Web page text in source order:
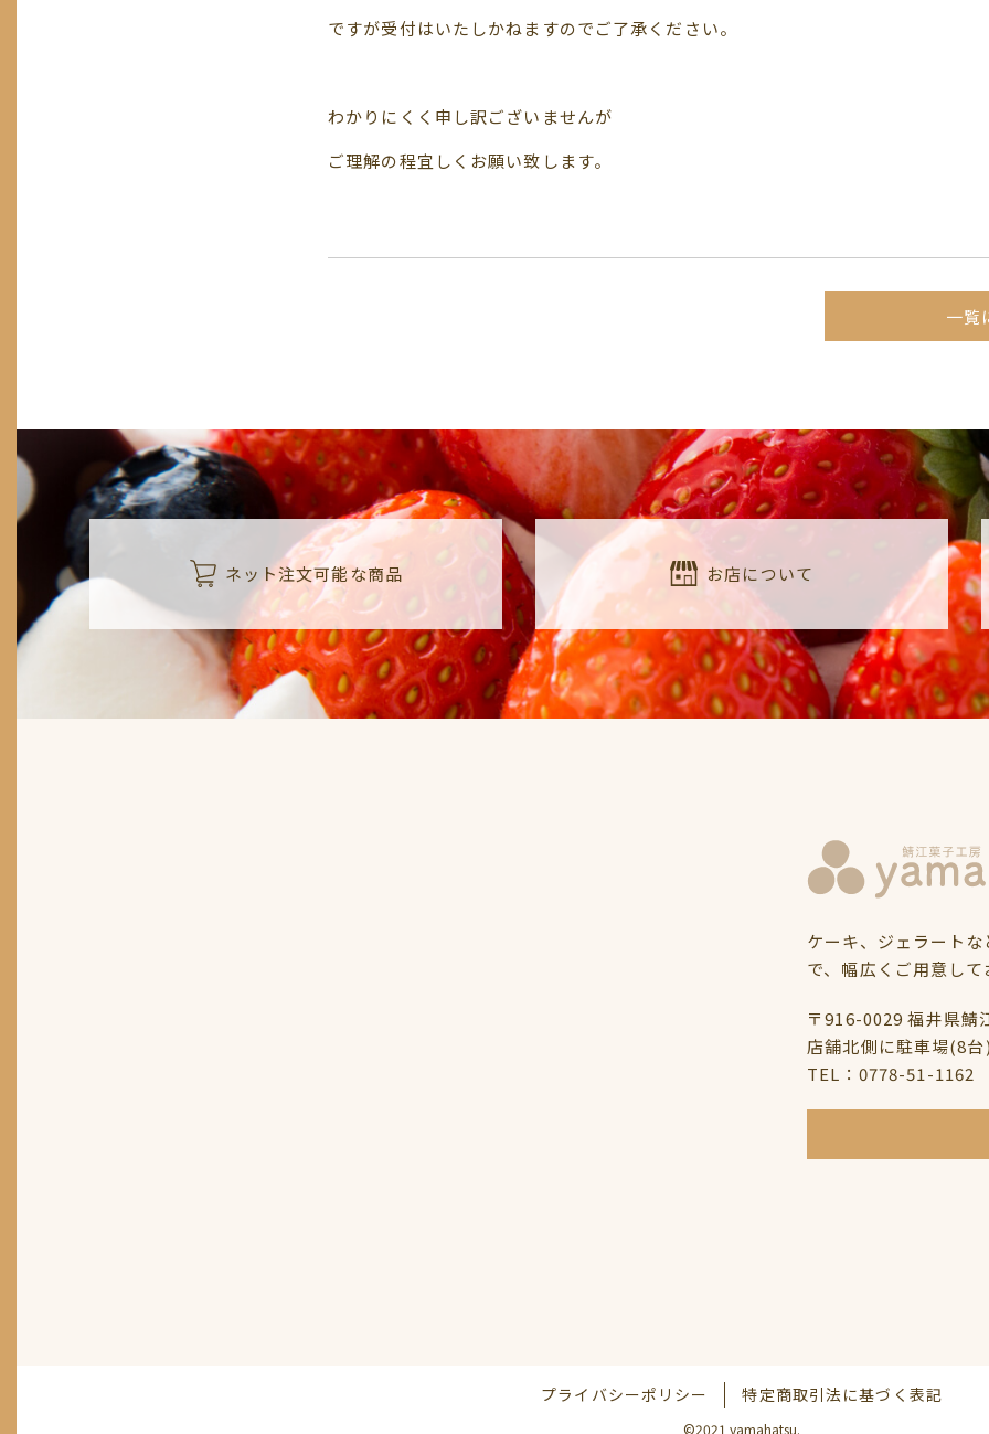
ですが受付はいたしかねますのでご了承ください。
わかりにくく申し訳ございませんが
ご理解の程宜しくお願い致します。
一覧
ネット注文可能な商品 お店について
ケーキ、ジェラート
で、幅広くご用意し
〒916-0029 福井県鯖
店舗北側に駐車場(8
TEL：0778-51-1162
プライバシーポリシー 特定商取引法に基づく表記
©2021 yamahatsu.